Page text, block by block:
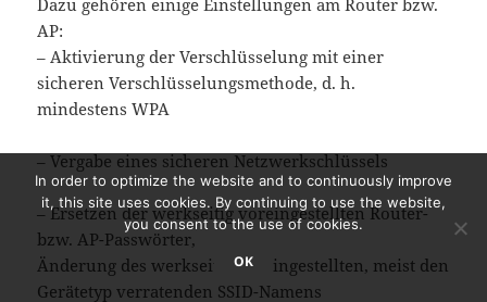
AP:
– Aktivierung der Verschlüsselung mit einer
sicheren Verschlüsselungsmethode, d. h.
mindestens WPA
– Vergabe eines sicheren Netzwerkschlüssels
– Ersetzen der werkseitig voreingestellten Router-
bzw. AP-Passwörter,
Änderung des werkseitig voreingestellten, meist den
Gerätetyp verratenden SSID-Namens
In order to optimize the website and to continuously improve
it, this site uses cookies. By continuing to use the website,
you consent to the use of cookies.
OK